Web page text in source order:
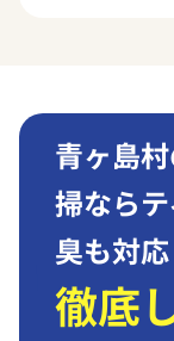
青ヶ島
掃なら
臭も対応
徹底